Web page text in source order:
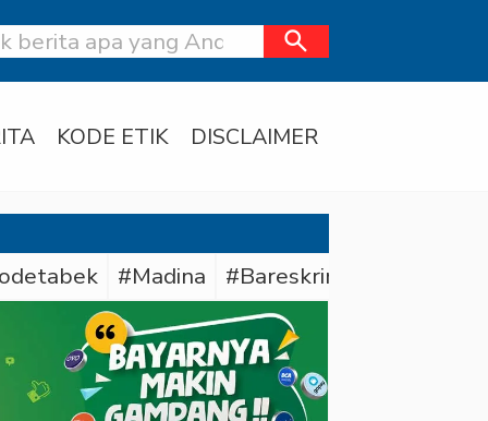
search
KODE ETIK DISCLAIMER
#Madina #Bareskrim Polri